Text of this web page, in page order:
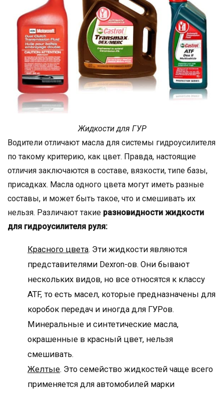
Жидкости для ГУР
Водители отличают масла для системы гидроусилителя
по такому критерию, как цвет. Правда, настоящие
отличия заключаются в составе, вязкости, типе базы,
присадках. Масла одного цвета могут иметь разные
составы, и может быть такое, что и смешивать их
нельзя. Различают такие разновидности жидкости
для гидроусилителя руля:
Красного цвета. Эти жидкости являются
представителями Dexron-ов. Они бывают
нескольких видов, но все относятся к классу
ATF, то есть масел, которые предназначены для
коробок передач и иногда для ГУРов.
Минеральные и синтетические масла,
окрашенные в красный цвет, нельзя
смешивать.
Желтые. Это семейство жидкостей чаще всего
применяется для автомобилей марки